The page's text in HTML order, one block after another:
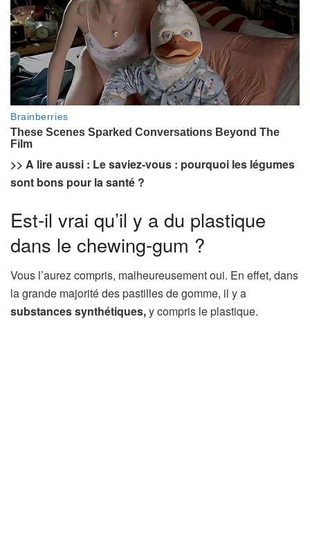
>> A lire aussi : Le saviez-vous : pourquoi les légumes
sont bons pour la santé ?
Est-il vrai qu’il y a du plastique
dans le chewing-gum ?
Vous l’aurez compris, malheureusement oui. En effet, dans
la grande majorité des pastilles de gomme, il y a
substances synthétiques,y compris le plastique.